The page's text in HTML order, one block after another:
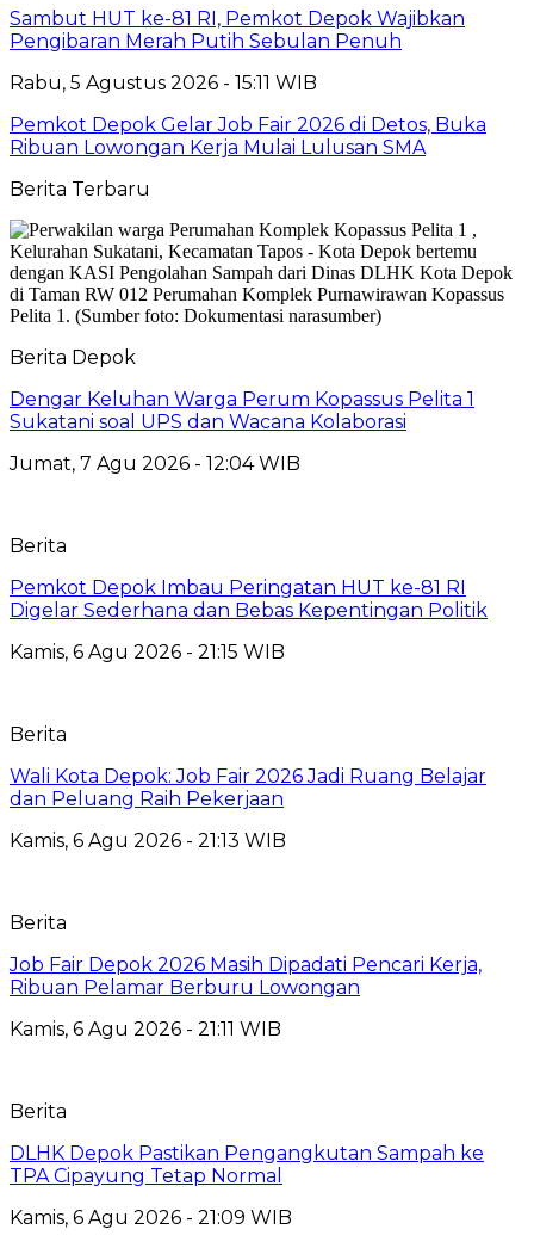
Sambut HUT ke-81 RI, Pemkot Depok Wajibkan
Pengibaran Merah Putih Sebulan Penuh
Rabu, 5 Agustus 2026 - 15:11 WIB
Pemkot Depok Gelar Job Fair 2026 di Detos, Buka
Ribuan Lowongan Kerja Mulai Lulusan SMA
Berita Terbaru
Berita Depok
Dengar Keluhan Warga Perum Kopassus Pelita 1
Sukatani soal UPS dan Wacana Kolaborasi
Jumat, 7 Agu 2026 - 12:04 WIB
Berita
Pemkot Depok Imbau Peringatan HUT ke-81 RI
Digelar Sederhana dan Bebas Kepentingan Politik
Kamis, 6 Agu 2026 - 21:15 WIB
Berita
Wali Kota Depok: Job Fair 2026 Jadi Ruang Belajar
dan Peluang Raih Pekerjaan
Kamis, 6 Agu 2026 - 21:13 WIB
Berita
Job Fair Depok 2026 Masih Dipadati Pencari Kerja,
Ribuan Pelamar Berburu Lowongan
Kamis, 6 Agu 2026 - 21:11 WIB
Berita
DLHK Depok Pastikan Pengangkutan Sampah ke
TPA Cipayung Tetap Normal
Kamis, 6 Agu 2026 - 21:09 WIB